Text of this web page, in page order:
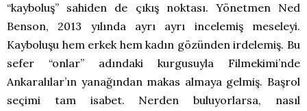
“kayboluş” sahiden de çıkış noktası. Yönetmen Ned
Benson, 2013 yılında ayrı ayrı incelemiş meseleyi.
Kayboluşu hem erkek hem kadın gözünden irdelemiş. Bu
sefer “onlar” adındaki kurgusuyla Filmekimi’nde
Ankaralılar’ın yanağından makas almaya gelmiş. Başrol
seçimi tam isabet. Nerden buluyorlarsa, nasıl